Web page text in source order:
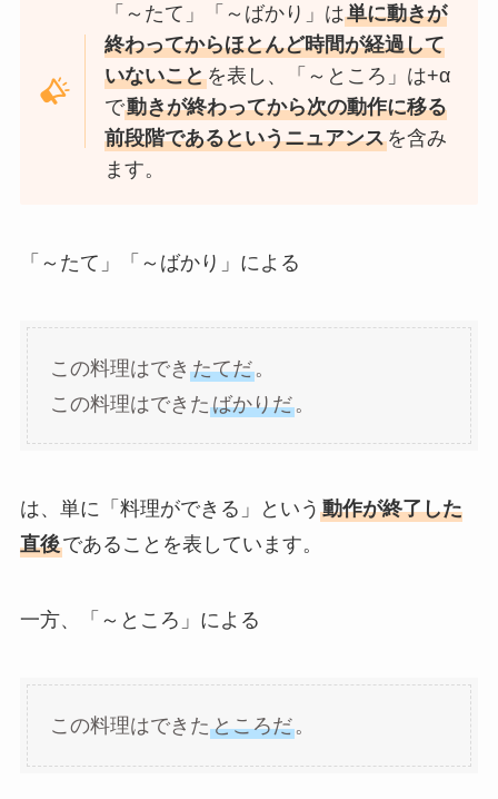
「～たて」「～ばかり」は単に動きが
終わってからほとんど時間が経過して
いないことを表し、「～ところ」は+α
で動きが終わってから次の動作に移る
前段階であるというニュアンスを含み
ます。
「～たて」「～ばかり」による
この料理はでき たてだ。
この料理はできたばかりだ。
は、単に「料理ができる」という 動作が終了した
直後であることを表しています。
一方、「～ところ」による
この料理はできたところだ。